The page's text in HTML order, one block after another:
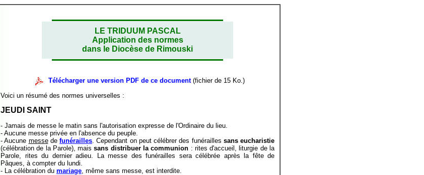
LE TRIDUUM PASCAL
Application des normes
dans le Diocèse de Rimouski
Télécharger une version PDF de ce document(fichier de 15 Ko.)
Voici un résumé des normes universelles :
JEUDI SAINT
- Jamais de messe le matin sans l'autorisation expresse de l'Ordinaire du lieu.
- Aucune messe privée en l'absence du peuple.
- Aucune messede funérailles . Cependant on peut célébrer des funérailles sans eucharistie
(célébration de la Parole), maissans distribuer la communion : rites d'accueil, liturgie de la
Parole, rites du dernier adieu. La messe des funérailles sera célébrée après la fête de
Pâques, à compter du lundi.
- La célébration du mariage , même sans messe, est interdite.